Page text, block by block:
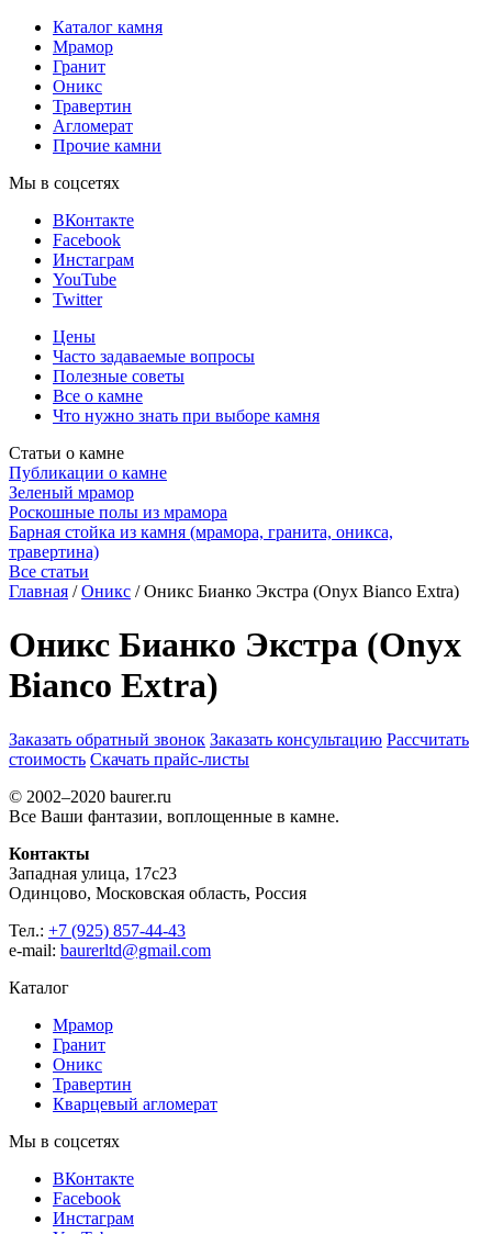
Каталог камня
Мрамор
Гранит
Оникс
Травертин
Агломерат
Прочие камни
Мы в соцсетях
ВКонтакте
Facebook
Инстаграм
YouTube
Twitter
Цены
Часто задаваемые вопросы
Полезные советы
Все о камне
Что нужно знать при выборе камня
Статьи о камне
Публикации о камне
Зеленый мрамор
Роскошные полы из мрамора
Барная стойка из камня (мрамора, гранита, оникса,
травертина)
Все статьи
Главная / Оникс / Оникс Бианко Экстра (Onyx Bianco Extra)
Оникс Бианко Экстра (Onyx
Bianco Extra)
Заказать обратный звонок Заказать консультацию Рассчитать
стоимость Скачать прайс-листы
© 2002–2020 baurer.ru
Все Ваши фантазии, воплощенные в камне.
Контакты
Западная улица, 17с23
Одинцово, Московская область, Россия
Тел.: +7 (925) 857-44-43
e-mail: baurerltd@gmail.com
Каталог
Мрамор
Гранит
Оникс
Травертин
Кварцевый агломерат
Мы в соцсетях
ВКонтакте
Facebook
Инстаграм